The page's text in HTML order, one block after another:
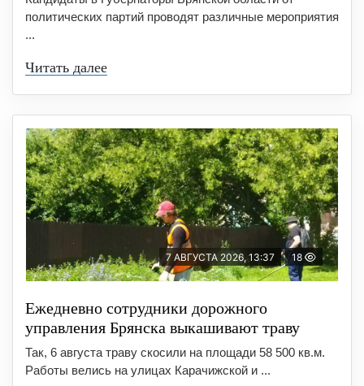
политических партий проводят различные мероприятия
...
Читать далее
7 АВГУСТА 2026, 13:37 18
Ежедневно сотрудники дорожного
управления Брянска выкашивают траву
Так, 6 августа траву скосили на площади 58 500 кв.м.
Работы велись на улицах Карачижской и ...